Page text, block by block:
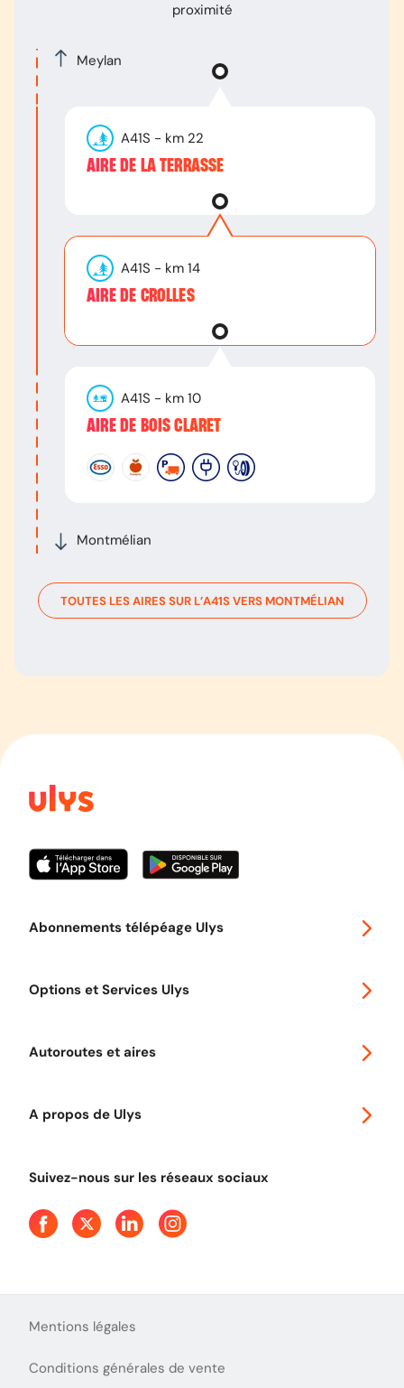
proximité
Meylan
Montmélian
A41S - km 22
AIRE DE LA TERRASSE
A41S - km 14
AIRE DE CROLLES
A41S - km 10
AIRE DE BOIS CLARET
TOUTES LES AIRES SUR L’A41SVERS MONTMÉLIAN
Abonnements télépéage Ulys
Options et Services Ulys
Autoroutes et aires
A propos de Ulys
Presse
Suivez-nous sur les réseaux sociaux
Mentions légales
Conditions générales de vente